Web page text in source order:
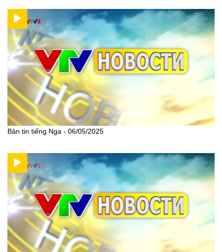
Bản tin tiếng Nga - 06/05/2025